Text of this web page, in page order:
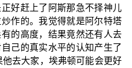
好赶上了阿斯那急不择神儿
作的。我觉得就是阿尔特塔
的高度，结果竟然还有人去
己的真实水平的认知产生了
去大家，埃弗顿可能会更好